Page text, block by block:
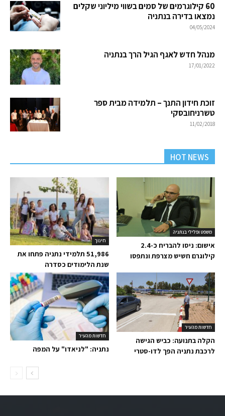
60 קילוגרמים של סמים בשווי מיליוני שקלים
נמצאו בדירה בנתניה
04/05/2024
מנהל חדש לאגף הגיל הרך בנתניה
17/01/2022
זוכת חידון התנך – תלמידה מבית ספר
טשרניחובסקי
11/02/2018
HOT NEWS
חינוך
51,986 תלמידי נתניה פתחו את
שנת הלימודים כסדרה
משפט ופלילי בנתניה
אישום: ניסו להבריח כ-2.4
קילוגרם חשיש מצרפת ונתפסו
חדשות מהעיר
נתניה: "לניאדו" על המפה
חדשות מהעיר
הקלה בתנועה: כביש הגישה
לרכבת נתניה הפך לדו-סטרי